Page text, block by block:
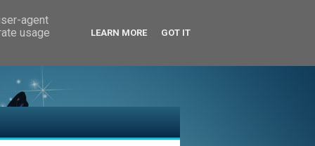
agent
usage
LEARN MORE GOT IT